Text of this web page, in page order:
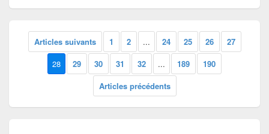
Articles suivants 1 2 ... 24 25 26
27
28
29 30 31 32 ... 189
190
Articles précédents